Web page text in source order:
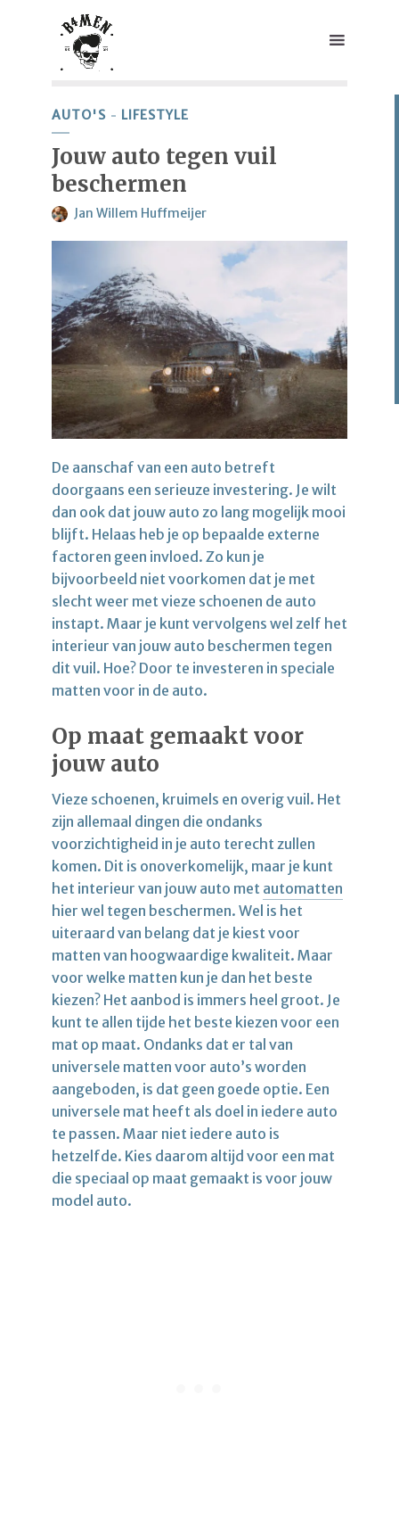
AUTO'S LIFESTYLE
Jouw auto tegen vuil
beschermen
Jan Willem Huffmeijer
De aanschaf van een auto betreft
doorgaans een serieuze investering. Je wilt
dan ook dat jouw auto zo lang mogelijk mooi
blijft. Helaas heb je op bepaalde externe
factoren geen invloed. Zo kun je
bijvoorbeeld niet voorkomen dat je met
slecht weer met vieze schoenen de auto
instapt. Maar je kunt vervolgens wel zelf het
interieur van jouw auto beschermen tegen
dit vuil. Hoe? Door te investeren in speciale
matten voor in de auto.
Op maat gemaakt voor
jouw auto
Vieze schoenen, kruimels en overig vuil. Het
zijn allemaal dingen die ondanks
voorzichtigheid in je auto terecht zullen
komen. Dit is onoverkomelijk, maar je kunt
het interieur van jouw auto met automatten
hier wel tegen beschermen. Wel is het
uiteraard van belang dat je kiest voor
matten van hoogwaardige kwaliteit. Maar
voor welke matten kun je dan het beste
kiezen? Het aanbod is immers heel groot. Je
kunt te allen tijde het beste kiezen voor een
mat op maat. Ondanks dat er tal van
universele matten voor auto’s worden
aangeboden, is dat geen goede optie. Een
universele mat heeft als doel in iedere auto
te passen. Maar niet iedere auto is
hetzelfde. Kies daarom altijd voor een mat
die speciaal op maat gemaakt is voor jouw
model auto.